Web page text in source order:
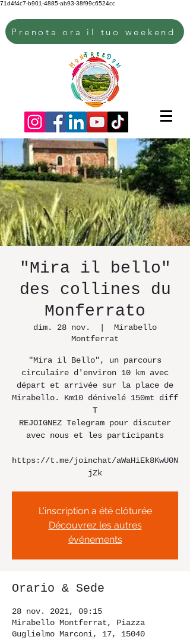
71d4f4c7-b901-4885-ab93-38f99c6524cc
Prenota ora il tuo weekend
"Mira il bello"
des collines du
Monferrato
dim. 28 nov.
Mirabello
Montferrat
"Mira il Bello", un parcours
circulaire d'environ 10 km avec
départ et arrivée sur la place de
Mirabello. Km10 dénivelé 150mt diff
T
REJOIGNEZ Telegram pour discuter
avec nous et les participants
https://t.me/joinchat/aWaHiEk8KwU0N
jZk
L'inscription a été clôturée
Découvrez les autres
événements
Orario & Sede
28 nov. 2021, 09:15
Mirabello Montferrat, Piazza
Guglielmo Marconi, 17, 15040